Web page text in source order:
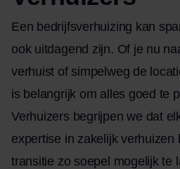
Een bedrijfsverhuizing kan
ook uitdagend zijn. Of je nu
verhuist of simpelweg de
is belangrijk om alles goed te
Verhuizers begrijpen we dat
expertise in zakelijkverhuizen
transitie zo soepel mogelijk te